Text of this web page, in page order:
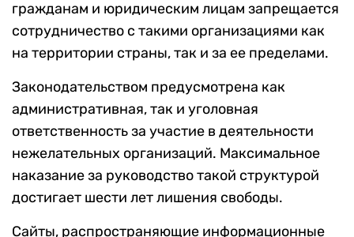
гражданам и юридическим лицам запрещается
сотрудничество с такими организациями как
на территории страны, так и за ее пределами.
Законодательством предусмотрена как
административная, так и уголовная
ответственность за участие в деятельности
нежелательных организаций. Максимальное
наказание за руководство такой структурой
достигает шести лет лишения свободы.
Сайты, распространяющие информационные